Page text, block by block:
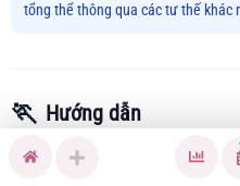
tổng thể thông qua các tư thế khác
🏃 Hướng dẫn